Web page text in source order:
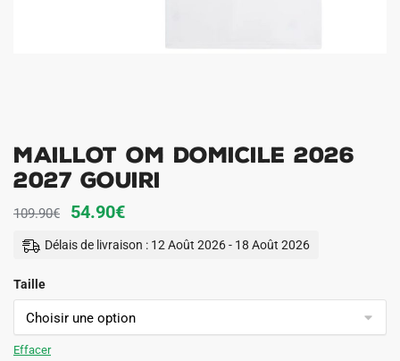
Maillot OM Domicile 2026
2027 Gouiri
109.90€
Le
prix
109.90€.
54.90€Le
54.90€.
Délais de livraison : 12 Août 2026 - 18 Août 2026
Taille
Effacer